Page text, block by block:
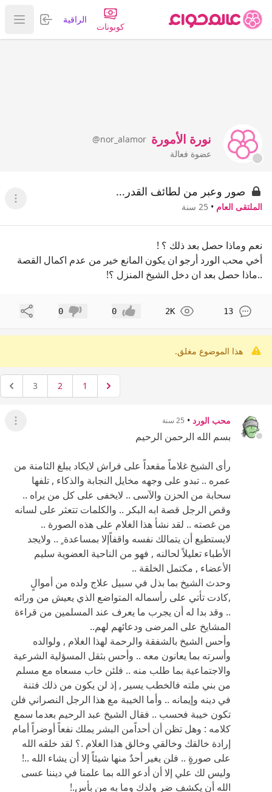
كوبونات
الراقية تسجيل
عرض
صور وعبر من لطائف القدر...
الملتقى العام 25 سنة
نعم وماذا حصل بعد ذلك ؟ !
أخي محب الورد أرجو ان يكون المانع خير من عدم اكمال القصة
..ماذا حصل بعد ان دخل الشيخ المنزل ؟!
13
2K إعجاب عدم إعجاب
محب الورد 25 سنة عرض
عمره .. تبدو على وجهه مخايل النجابة والذكاء , تلفها
سحابة من الحزن والآسى .. لايخفى على كل من يراه ..
من غصته .. لقد نشأ هذا الغلام على هذه الصورة ..
لايستطيع أن يتمالك نفسه واقفاًإلا بمساعدة ٍ .. ولايجد
الأطباء تعليلاً لحالنه , فهو من الناحية العضوية سليم
الأعضاء , مكتمل الخلقة ..
وحدث الشيخ بما بذل في سبيل علاج ولده من أموالٍ
,كادت تأتي على رأسماله المتواضع الذي يعيش من ورائه
.. وقد بدا له أن يجرب ما يعرف عند المسلمين من قراءة
المشايخ على المرضى ودعائهم لهم..
وأحس الشيخ بالشفقة والرحمة لهذا الغلام , ولوالده
وأسرته بما يعانون معه .. وأحس بثقل المسؤلية الشرعية
والاجتماعية بما طلب منه .. فلئن خاب مسعاه مع مسلم
من بني ملته فالخطب يسير , إذ لن يكون من ذلك فتنة
في دينه وإيمانه .. وأما الخيبة مع هذا الرجل النصراني فلن
تكون خيبة فحسب .. فقال الشيخ عبد الرحيم بعدما سمع
كلامه : وهل تظن أن أحداًمن البشر يملك نفعاً أوضراً أمام
إرادة خالقك وخالقي وخالق هذا الغلام .؟ لقد خلقه الله
على صورةٍ .. فلن يغير أحدٌ منها شيئاً إلا أن يشاء الله ..!
وليس لك علي إلا أن أدعو الله بما علمنا في ديننا عسى
الله أن يكشف ضر ولدك وما به من بأس.!
فهز الرجل رأسه مقراً بما سمع .. ولم يكن الشيخ لينتظر
منه أكثر من ذلك .. ثم تقدم الشيخ نحو الغلام وأخذ يتلو
آيات من القرآن .. وكان يرفع صوته ببعضها قليلاً رجاء أن
يسمع منها الغلام ووالده..